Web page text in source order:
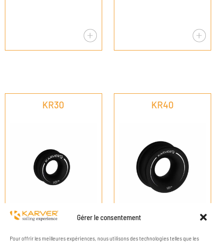
Gérer le consentement
Pour offrir les meilleures expériences, nous utilisons des technologies telles que les
KR30 KR40